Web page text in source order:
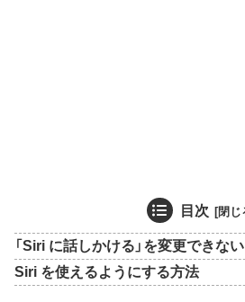
目次
「Siri に話しかける」を変更できない
Siri を使えるようにする方法